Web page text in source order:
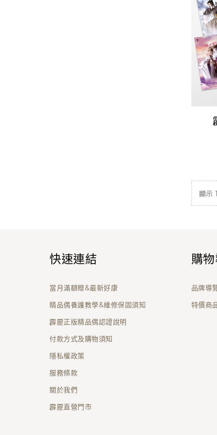
顯示
快速連結
當月滿額贈&最新好康
精品偶養護教學&維修保固須知
霹靂正版精品偶認證說明
付款方式及購物須知
隱私權政策
服務條款
關於我們
霹靂直營門市
購
品牌導
特價商